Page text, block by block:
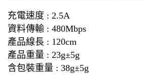
充電速度 : 2.5A
資料傳輸 : 480Mbps
產品線長 : 120cm
產品重量 : 23g±5g
含包裝重量 : 38g±5g